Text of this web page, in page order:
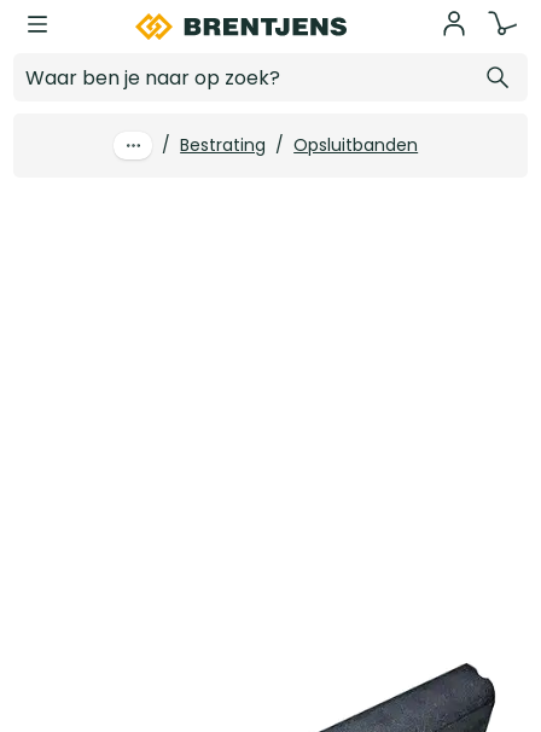
Ga naar hoofdinhoud
/ Bestrating / Opsluitbanden
Log in voor prijzen